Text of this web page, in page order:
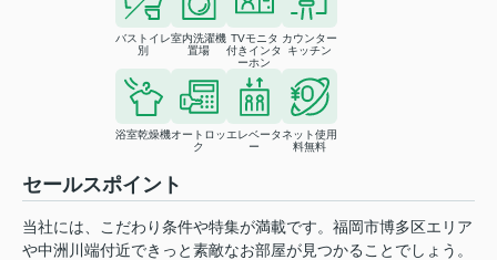
バストイレ
別
室内洗濯機
置場
TVモニタ
付きインタ
ーホン
カウンター
キッチン
浴室乾燥機オートロッ
ク
エレベータ
ー
ネット使用
料無料
セールスポイント
当社には、こだわり条件や特集が満載です。福岡市博多区エリア
や中洲川端付近できっと素敵なお部屋が見つかることでしょう。